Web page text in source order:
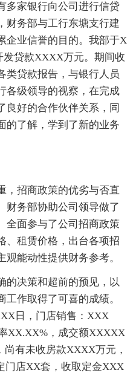
多家银行向公司进行信贷
财务部与工行东塘支行建
企业信誉的目的。我部于X
贷款XXXX万元。期间收
类贷款报告，与银行人员
各级领导的视察，在完成
良好的合作伙伴关系，同
的了解，学到了新的业务
，招商政策的优劣与否直
财务部协助公司领导做了
全面参与了公司招商政策
、租赁价格，出台各项招
能动性提供财务参考。
的决策和超前的预见，以
作取得了可喜的成绩。
日，门店销售：XXX
XX.XX%，成交额XXXXX
有未收房款XXXX万元，
门店XX套，收取定金XXX